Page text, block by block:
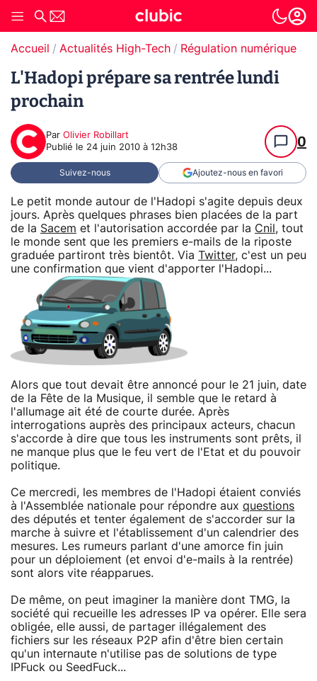
Accueil Actualités High-Tech Régulation numérique
L'Hadopi prépare sa rentrée lundi
prochain
Par Olivier Robillart
Publié le 24 juin 2010 à 12h38 0
Suivez-nous Ajoutez-nous en favori
Le petit monde autour de l'Hadopi s'agite depuis deux
jours. Après quelques phrases bien placées de la part
de la Sacem et l'autorisation accordée par la Cnil , tout
le monde sent que les premiers e-mails de la riposte
graduée partiront très bientôt. Via Twitter, c'est un peu
une confirmation que vient d'apporter l'Hadopi...
Alors que tout devait être annoncé pour le 21 juin, date
de la Fête de la Musique, il semble que le retard à
l'allumage ait été de courte durée. Après
interrogations auprès des principaux acteurs, chacun
s'accorde à dire que tous les instruments sont prêts, il
ne manque plus que le feu vert de l'Etat et du pouvoir
politique.
Ce mercredi, les membres de l'Hadopi étaient conviés
à l'Assemblée nationale pour répondre aux questions
des députés et tenter également de s'accorder sur la
marche à suivre et l'établissement d'un calendrier des
mesures. Les rumeurs parlant d'une amorce fin juin
pour un déploiement (et envoi d'e-mails à la rentrée)
sont alors vite réapparues.
De même, on peut imaginer la manière dont TMG, la
société qui recueille les adresses IP va opérer. Elle sera
obligée, elle aussi, de partager illégalement des
fichiers sur les réseaux P2P afin d'être bien certain
qu'un internaute n'utilise pas de solutions de type
IPFuck ou SeedFuck...